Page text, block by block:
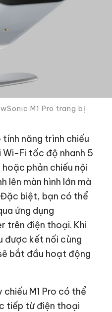
M1 Pro trang bị
tính năng trình chiếu
Wi-Fi tốc độ nhanh 5
phản chiếu nội
lên màn hình lớn mà
biệt, bạn có thể
ứng dụng
trên điện thoại. Khi
được kết nối cùng
bắt đầu hoạt động
M1 Pro có thể
tiếp từ điện thoại